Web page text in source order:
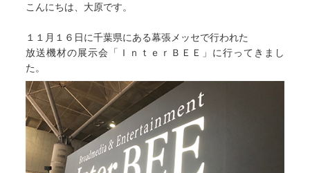
こんにちは、大原です。
１１月１６日に千葉県にある幕張メッセで行われた
放送機材の展示会「ＩｎｔｅｒＢＥＥ」に行ってきまし
た。